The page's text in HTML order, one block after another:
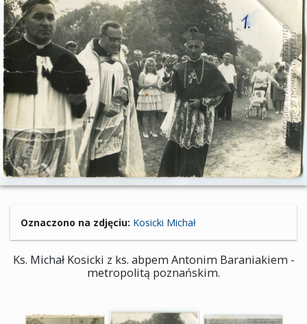
Oznaczono na zdjęciu: Kosicki Michał
Ks. Michał Kosicki z ks. abpem Antonim Baraniakiem -
metropolitą poznańskim.